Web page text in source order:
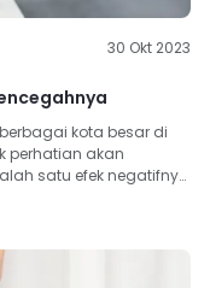
30 Okt 2023
kota besar di
perhatian akan
satu efek negatifnya